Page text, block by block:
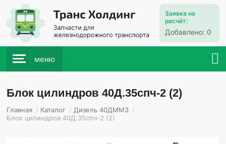
Заявка на
расчёт:
Добавлено: 0
меню
Блок цилиндров 40Д.35спч-2 (2)
Главная / Каталог / Дизель 40ДММЗ /
Блок цилиндров 40Д.35спч-2 (2)